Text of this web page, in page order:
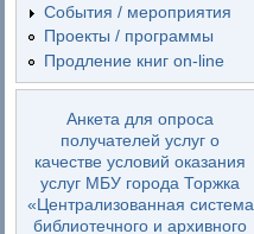
События / мероприятия
Проекты / программы
Продление книг on-line
Анкета для опроса
получателей услуг о
качестве условий оказания
услуг МБУ города Торжка
«Централизованная система
библиотечного и архивного